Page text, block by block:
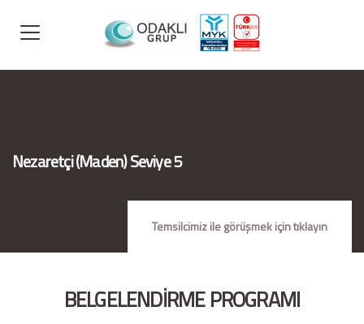
Nezaretçi (Maden) Seviye 5
Temsilcimiz ile görüşmek için tıklayın
BELGELENDİRME PROGRAMI